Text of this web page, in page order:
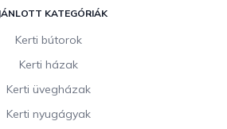
KATEGÓRIÁK
Kerti bútorok
Kerti házak
Kerti üvegházak
Kerti nyugágyak